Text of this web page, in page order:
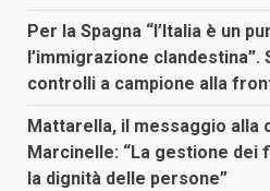
Per la Spagna “l’Italia è un
l’immigrazione
controlli a campione alla
Mattarella, il messaggio alla
Marcinelle: “La gestione
la dignità delle persone”